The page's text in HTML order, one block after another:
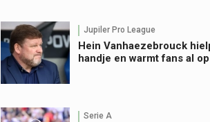
Jupiler Pro League
Hein Vanhaezebrouck
handje en warmt fans al
Serie A